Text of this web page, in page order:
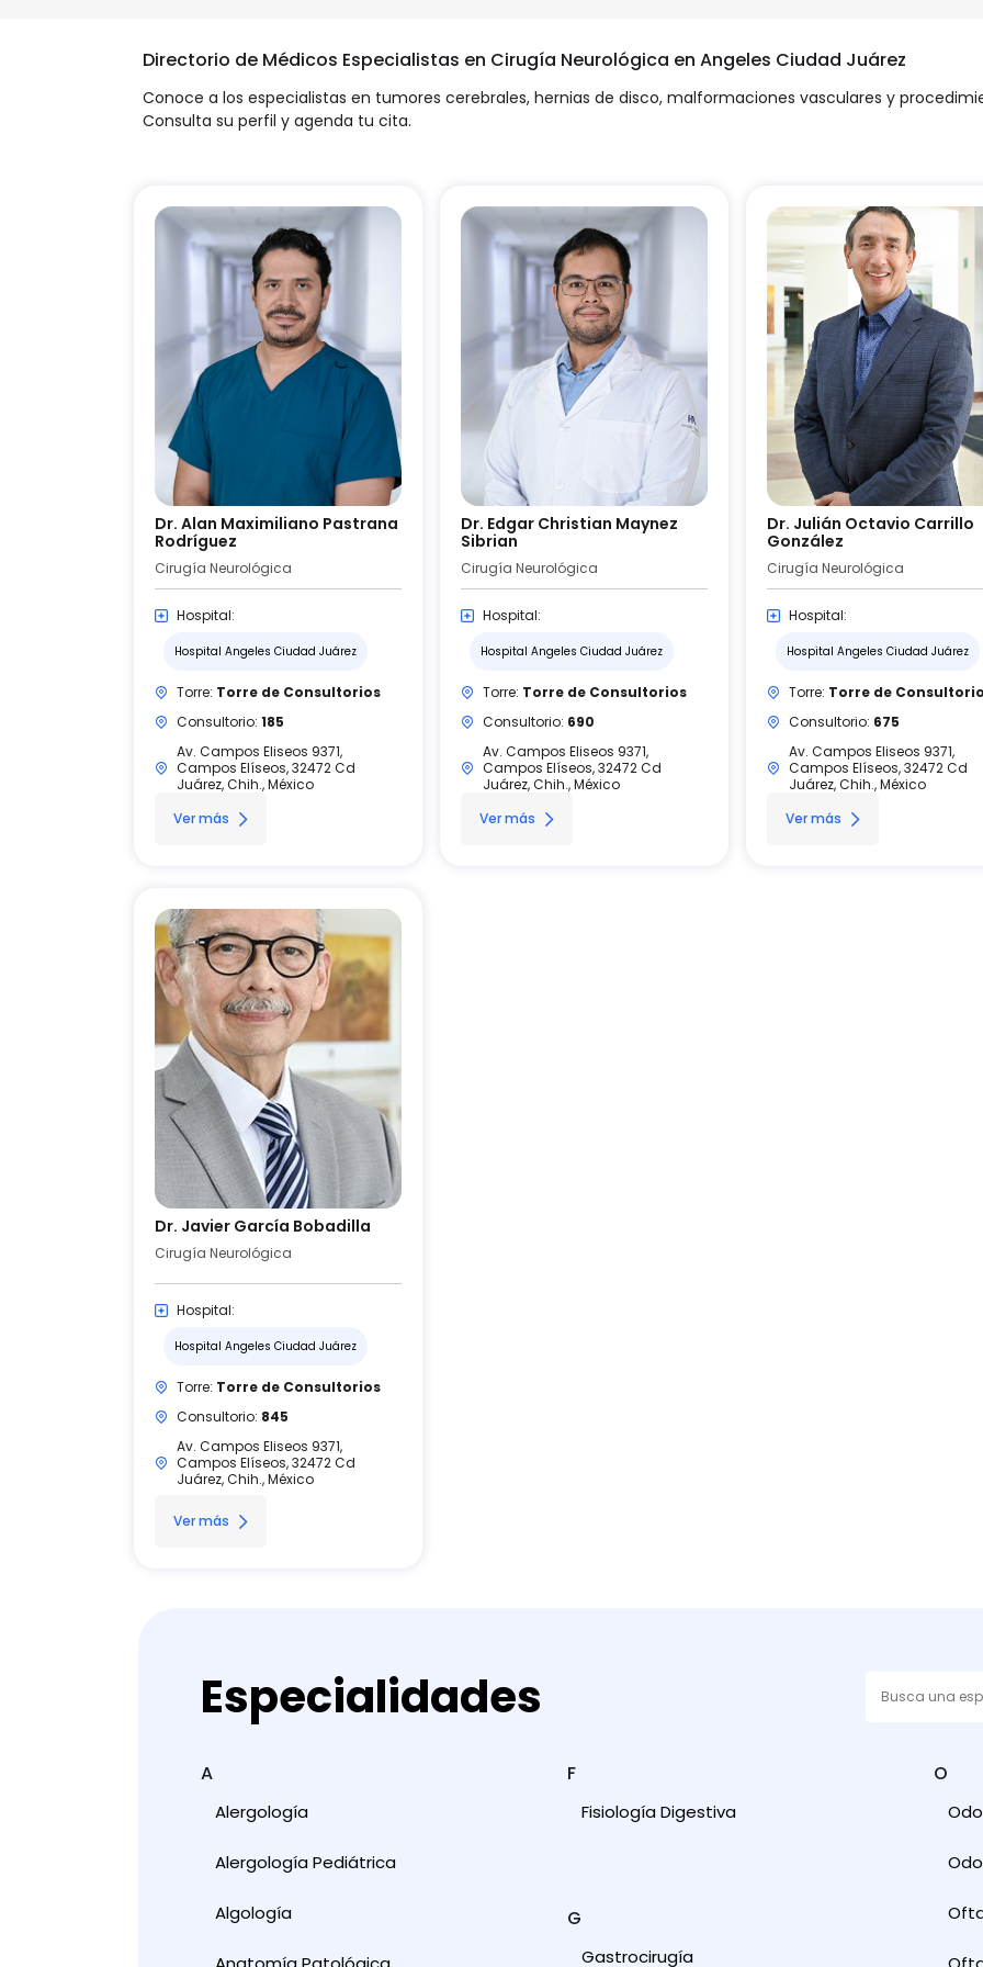
Directorio de Médicos Especialistas en Cirugía Neurológica en Angeles Ciudad Juárez
Conoce a los especialistas en tumores cerebrales, hernias de disco, malformaciones vasculares y
Consulta su perfil y agenda tu cita.
Dr. Alan Maximiliano Pastrana
Rodríguez
Cirugía Neurológica
Hospital:
Hospital Angeles Ciudad Juárez
Torre: Torre de Consultorios
Consultorio: 185
Av. Campos Eliseos 9371,
Campos Elíseos, 32472 Cd
Juárez, Chih., México
Ver más
Dr. Edgar Christian Maynez
Sibrian
Cirugía Neurológica
Hospital:
Hospital Angeles Ciudad Juárez
Torre: Torre de Consultorios
Consultorio: 690
Av. Campos Eliseos 9371,
Campos Elíseos, 32472 Cd
Juárez, Chih., México
Ver más
Dr. Julián Octavio Carrillo
González
Cirugía Neurológica
Hospital:
Hospital Angeles Ciudad Juárez
Torre: Torre de
Consultorio: 675
Av. Campos Eliseos 9371,
Campos Elíseos, 32472 Cd
Juárez, Chih., México
Ver más
Dr. Javier García Bobadilla
Cirugía Neurológica
Hospital:
Hospital Angeles Ciudad Juárez
Torre: Torre de Consultorios
Consultorio: 845
Av. Campos Eliseos 9371,
Campos Elíseos, 32472 Cd
Juárez, Chih., México
Ver más
Especialidades
A
Alergología
Alergología Pediátrica
Algología
F
Fisiología Digestiva
G
Gastrocirugía
O